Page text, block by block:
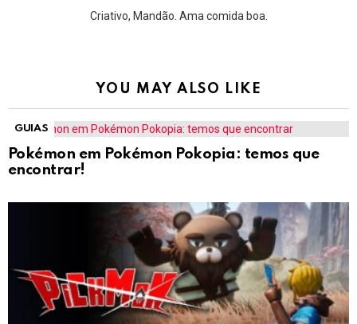
Criativo, Mandão. Ama comida boa.
YOU MAY ALSO LIKE
GUIAS
Pokémon em Pokémon Pokopia: temos que
encontrar!